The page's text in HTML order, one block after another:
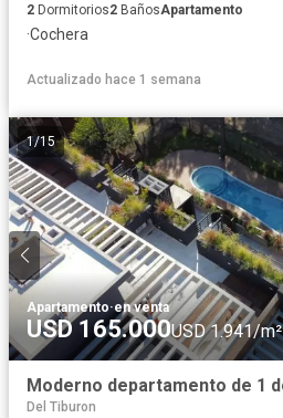
2 Dormitorios2 BañosApartamento
·Cochera
Actualizado hace 1 semana
1/15
Apartamento·en venta
USD 165.000USD 1.941/m²
Del Tiburon